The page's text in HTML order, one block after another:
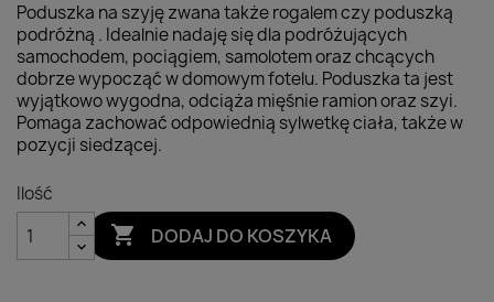
Poduszka na szyję zwana także rogalem czy poduszką
podróżną . Idealnie nadaję się dla podróżujących
samochodem, pociągiem, samolotem oraz chcących
dobrze wypocząć w domowym fotelu. Poduszka ta jest
wyjątkowo wygodna, odciąża mięśnie ramion oraz szyi.
Pomaga zachować odpowiednią sylwetkę ciała, także w
pozycji siedzącej.
Ilość
 DODAJ DO KOSZYKA